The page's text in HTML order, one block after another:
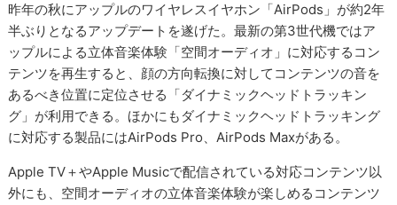
昨年の秋にアップルのワイヤレスイヤホン「AirPods」が約2年
半ぶりとなるアップデートを遂げた。最新の第3世代機ではア
ップルによる立体音楽体験「空間オーディオ」に対応するコン
テンツを再生すると、顔の方向転換に対してコンテンツの音を
あるべき位置に定位させる「ダイナミックヘッドトラッキン
グ」が利用できる。ほかにもダイナミックヘッドトラッキング
に対応する製品にはAirPods Pro、AirPods Maxがある。
Apple TV＋やApple Musicで配信されている対応コンテンツ以
外にも、空間オーディオの立体音楽体験が楽しめるコンテンツ